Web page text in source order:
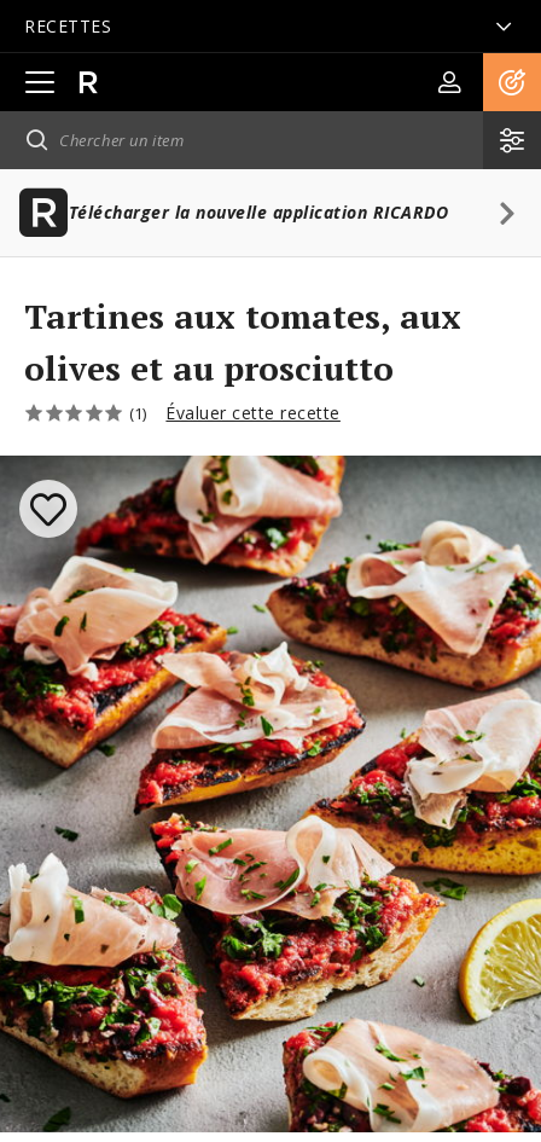
RECETTES
Ouvrir
la
navigation
principale
Télécharger la nouvelle application RICARDO
Tartines aux tomates, aux
olives et au prosciutto
(1) Évaluer cette recette